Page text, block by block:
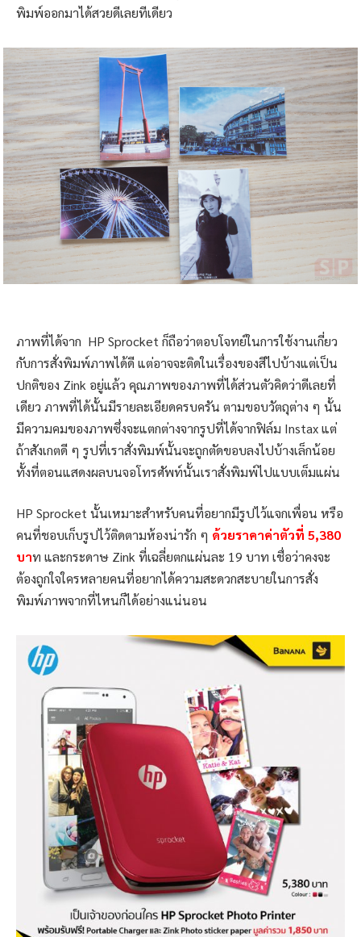
พิมพ์ออกมาได้สวยดีเลยทีเดียว
ภาพที่ได้จาก HP Sprocket ก็ถือว่าตอบโจทย์ในการใช้งานเกี่ยว
กับการสั่งพิมพ์ภาพได้ดี แต่อาจจะติดในเรื่องของสีไปบ้างแต่เป็น
ปกติของ Zink อยู่แล้ว คุณภาพของภาพที่ได้ส่วนตัวคิดว่าดีเลยที่
เดียว ภาพที่ได้นั้นมีรายละเอียดครบครัน ตามขอบวัตถุต่าง ๆ นั้น
มีความคมของภาพซึ่งจะแตกต่างจากรูปที่ได้จากฟิล์ม Instax แต่
ถ้าสังเกตดี ๆ รูปที่เราสั่งพิมพ์นั้นจะถูกตัดขอบลงไปบ้างเล็กน้อย
ทั้งที่ตอนแสดงผลบนจอโทรศัพท์นั้นเราสั่งพิมพ์ไปแบบเต็มแผ่น
HP Sprocket นั้นเหมาะสำหรับคนที่อยากมีรูปไว้แจกเพื่อน หรือ
คนที่ชอบเก็บรูปไว้ติดตามห้องน่ารัก ๆ ด้วยราคาค่าตัวที่ 5,380
บาท และกระดาษ Zink ที่เฉลี่ยตกแผ่นละ 19 บาท เชื่อว่าคงจะ
ต้องถูกใจใครหลายคนที่อยากได้ความสะดวกสะบายในการสั่ง
พิมพ์ภาพจากที่ไหนก็ได้อย่างแน่นอน